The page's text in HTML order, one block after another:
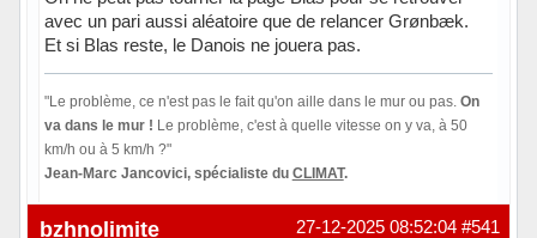
avec un pari aussi aléatoire que de relancer Grønbæk.
Et si Blas reste, le Danois ne jouera pas.
"Le problème, ce n'est pas le fait qu'on aille dans le mur ou pas. On
va dans le mur ! Le problème, c'est à quelle vitesse on y va, à 50
km/h ou à 5 km/h ?"
Jean-Marc Jancovici, spécialiste du CLIMAT.
Hors ligne #541
27-12-2025 08:52:04
bzhnolimite